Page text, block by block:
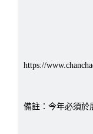
https://
備註：今年必須於